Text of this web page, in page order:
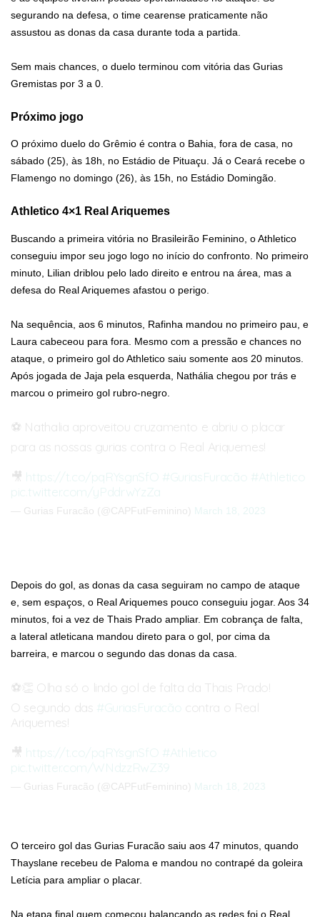
segurando na defesa, o time cearense praticamente não
assustou as donas da casa durante toda a partida.
Sem mais chances, o duelo terminou com vitória das Gurias
Gremistas por 3 a 0.
Próximo jogo
O próximo duelo do Grêmio é contra o Bahia, fora de casa, no
sábado (25), às 18h, no Estádio de Pituaçu. Já o Ceará recebe o
Flamengo no domingo (26), às 15h, no Estádio Domingão.
Athletico 4×1 Real Ariquemes
Buscando a primeira vitória no Brasileirão Feminino, o Athletico
conseguiu impor seu jogo logo no início do confronto. No primeiro
minuto, Lilian driblou pelo lado direito e entrou na área, mas a
defesa do Real Ariquemes afastou o perigo.
Na sequência, aos 6 minutos, Rafinha mandou no primeiro pau, e
Laura cabeceou para fora. Mesmo com a pressão e chances no
ataque, o primeiro gol do Athletico saiu somente aos 20 minutos.
Após jogada de Jaja pela esquerda, Nathália chegou por trás e
marcou o primeiro gol rubro-negro.
⚽️ Nathalia aproveitou cruzamento e abriu o placar
para as nossas gurias contra o Real Ariquemes!
🎥 https://t.co/pqRYsgnSfO #GuriasFuracão #Athletico
pic.twitter.com/yPddrwYzZa
— Gurias Furacão (@CAPFutFeminino) March 18, 2023
Depois do gol, as donas da casa seguiram no campo de ataque
e, sem espaços, o Real Ariquemes pouco conseguiu jogar. Aos 34
minutos, foi a vez de Thais Prado ampliar. Em cobrança de falta,
a lateral atleticana mandou direto para o gol, por cima da
barreira, e marcou o segundo das donas da casa.
⚽️👏 Olha só o lindo gol de falta da Thais Prado!
O segundo das #GuriasFuracão contra o Real
Ariquemes!
🎥 https://t.co/pqRYsgnSfO #Athletico
pic.twitter.com/WNdzzRwZ39
— Gurias Furacão (@CAPFutFeminino) March 18, 2023
O terceiro gol das Gurias Furacão saiu aos 47 minutos, quando
Thayslane recebeu de Paloma e mandou no contrapé da goleira
Letícia para ampliar o placar.
Na etapa final quem começou balançando as redes foi o Real